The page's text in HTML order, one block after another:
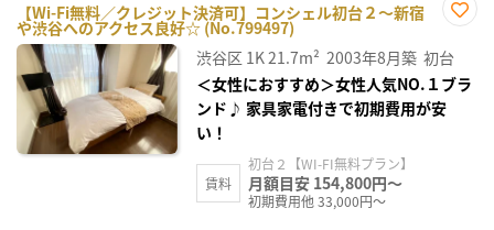
【Wi-Fi無料／クレジット決済可】コンシェル初台２～新宿
や渋谷へのアクセス良好☆ (No.799497)
に入
り登
録
渋谷区 1K21.7m² 2003年8月築 初台
＜女性におすすめ＞女性人気NO.１ブラ
ンド♪ 家具家電付きで初期費用が安
い！
賃料
初台２【WI-FI無料プラン】
月額目安 154,800円～
初期費用他 33,000円～